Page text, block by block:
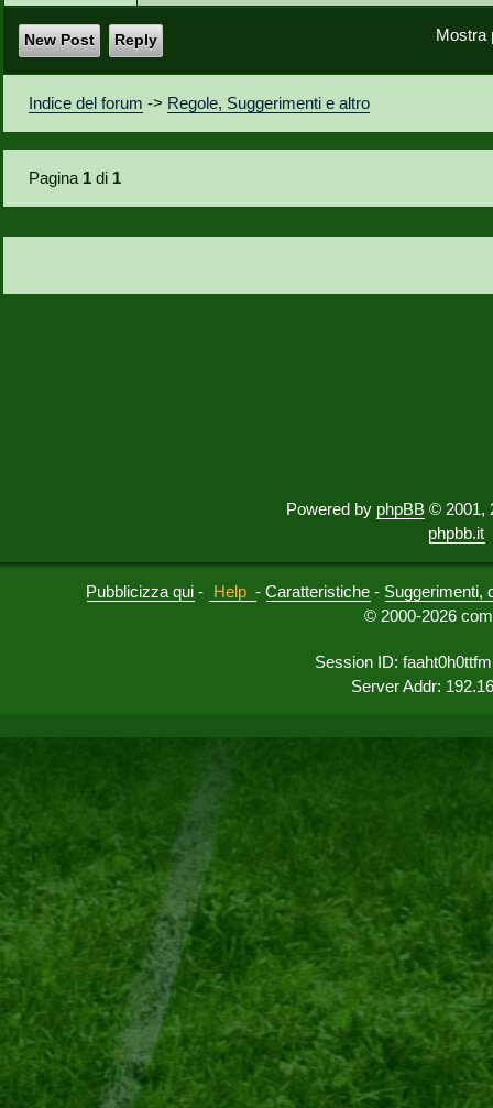
Mostra
New Post Reply
Indice del forum -> Regole, Suggerimenti e altro
Pagina 1 di 1
Powered by phpBB © 2001,
phpbb.it
Pubblicizza qui - Help -Caratteristiche - Suggerimenti,
© 2000-2026
Session ID:
Server Addr: